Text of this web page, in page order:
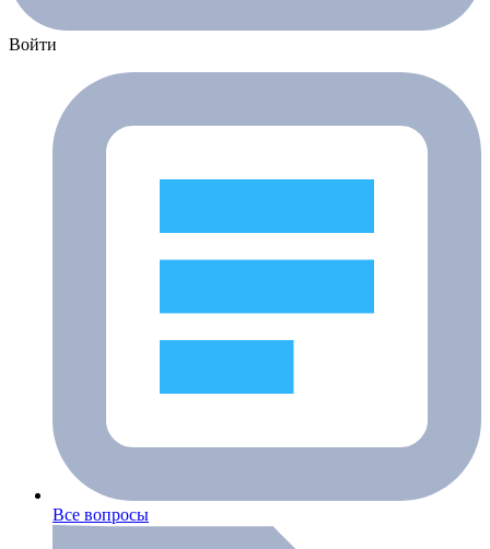
Войти
Все вопросы